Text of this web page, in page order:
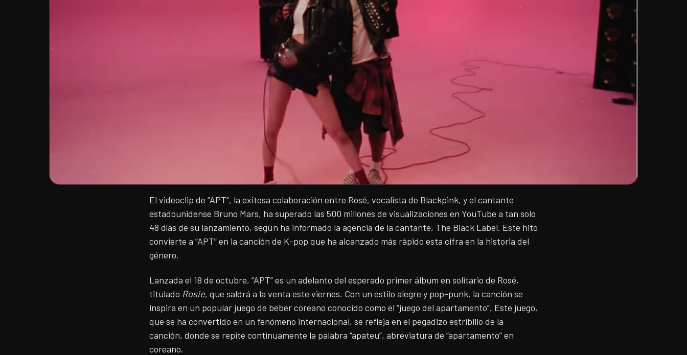
El videoclip de “APT”, la exitosa colaboración entre Rosé, vocalista de Blackpink, y el cantante
estadounidense Bruno Mars, ha superado las 500 millones de visualizaciones en YouTube a tan solo
48 días de su lanzamiento, según ha informado la agencia de la cantante, The Black Label. Este hito
convierte a “APT” en la canción de K-pop que ha alcanzado más rápido esta cifra en la historia del
género.
Lanzada el 18 de octubre, “APT” es un adelanto del esperado primer álbum en solitario de Rosé,
titulado Rosie, que saldrá a la venta este viernes. Con un estilo alegre y pop-punk, la canción se
inspira en un popular juego de beber coreano conocido como el “juego del apartamento”. Este juego,
que se ha convertido en un fenómeno internacional, se refleja en el pegadizo estribillo de la
canción, donde se repite continuamente la palabra “apateu”, abreviatura de “apartamento” en
coreano.